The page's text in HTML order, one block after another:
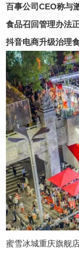
百事公司CEO称与
食品召回管理办法
抖音电商升级治理
蜜雪冰城重庆旗舰